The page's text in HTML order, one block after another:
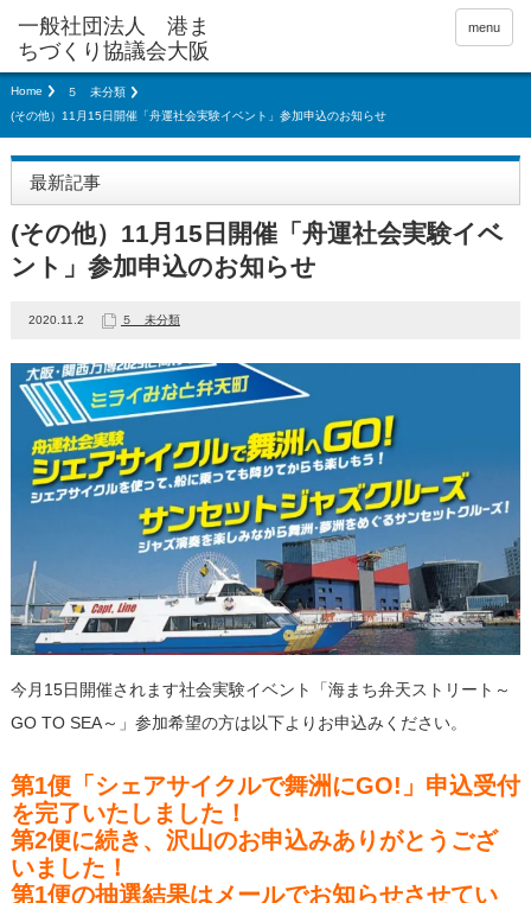
menu
Home
５ 未分類
(その他）11月15日開催「舟運社会実験イベント」参加申込のお知らせ
最新記事
(その他）11月15日開催「舟運社会実験イベ
ント」参加申込のお知らせ
2020.11.2 ５ 未分類
今月15日開催されます社会実験イベント「海まち弁天ストリート～
GO TO SEA～」参加希望の方は以下よりお申込みください。
第1便「シェアサイクルで舞洲にGO!」申込受付
を完了いたしました！
第2便に続き、沢山のお申込みありがとうござ
いました！
第1便の抽選結果はメールでお知らせさせてい